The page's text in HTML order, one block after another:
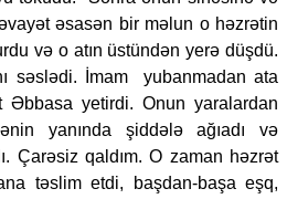
əsasən bir məlun o həzrətin
və o atın üstündən yerə düşdü.
səslədi. İmam yubanmadan ata
Əbbasa yetirdi. Onun yaralardan
yanında şiddələ ağıadı və
Çarəsiz qaldım. O zaman həzrət
təslim etdi, başdan-başa eşq,